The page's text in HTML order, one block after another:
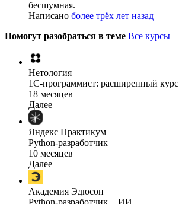
бесшумная.
Написано более трёх лет назад
Помогут разобраться в теме Все курсы
Нетология
1C-программист: расширенный курс
18 месяцев
Далее
Яндекс Практикум
Python-разработчик
10 месяцев
Далее
Академия Эдюсон
Python-разработчик + ИИ